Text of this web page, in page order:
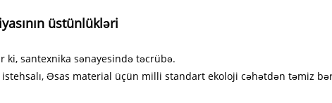
üstünlükləri
ki, santexnika sənayesində təcrübə.
istehsalı, Əsas material üçün milli standart ekoloji cəhətdən təmiz